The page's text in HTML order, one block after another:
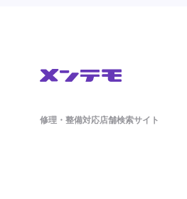
修理・整備対応店舗検索サイト